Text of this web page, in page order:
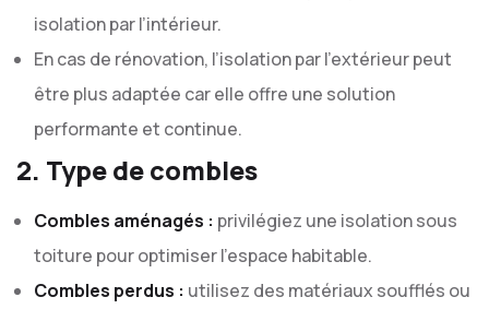
isolation par l’intérieur.
En cas de rénovation, l’isolation par l’extérieur peut
être plus adaptée car elle offre une solution
performante et continue.
2. Type de combles
Combles aménagés : privilégiez une isolation sous
toiture pour optimiser l’espace habitable.
Combles perdus : utilisez des matériaux soufflés ou